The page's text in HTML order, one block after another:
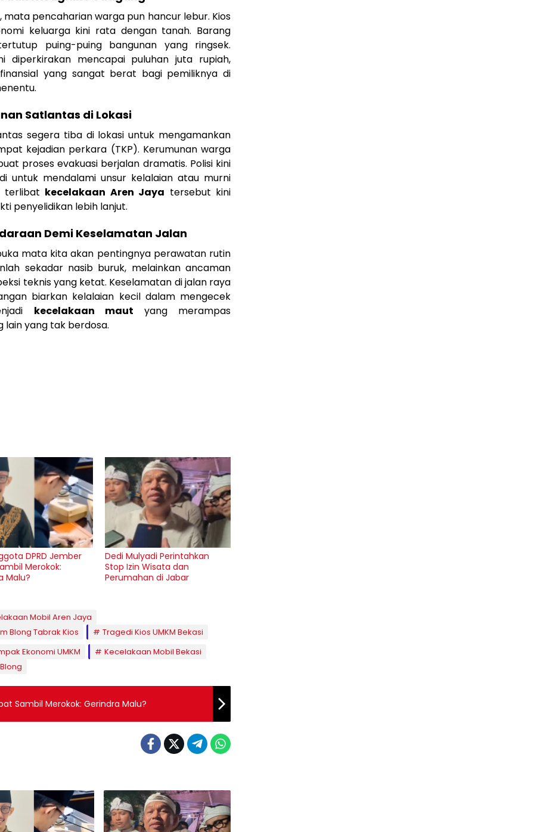
pencaharian warga pun hancur lebur. Kios
keluarga kini rata dengan tanah. Barang
puing-puing bangunan yang ringsek.
diperkirakan mencapai puluhan juta rupiah,
yang sangat berat bagi pemiliknya di
Satlantas di Lokasi
segera tiba di lokasi untuk mengamankan
kejadian perkara (TKP). Kerumunan warga
proses evakuasi berjalan dramatis. Polisi kini
untuk mendalami unsur kelalaian atau murni
terlibat kecelakaan Aren Jaya tersebut kini
penyelidikan lebih lanjut.
Demi Keselamatan Jalan
mata kita akan pentingnya perawatan rutin
sekadar nasib buruk, melainkan ancaman
teknis yang ketat. Keselamatan di jalan raya
biarkan kelalaian kecil dalam mengecek
kecelakaan maut yang merampas
lain yang tak berdosa.
DPRD Jember
Merokok:
Malu?
Dedi Mulyadi Perintahkan
Stop Izin Wisata dan
Perumahan di Jabar
Mobil Aren Jaya
Blong Tabrak Kios
Tragedi Kios UMKM Bekasi
Ekonomi UMKM
Kecelakaan Mobil Bekasi
Sambil Merokok: Gerindra Malu?